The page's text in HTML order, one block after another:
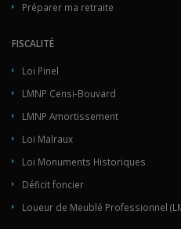
Préparer ma retraite
FISCALITÉ
Loi Pinel
LMNP Censi-Bouvard
LMNP Amortissement
Loi Malraux
Loi Monuments Historiques
Déficit foncier
Loueur de Meublé Professionnel